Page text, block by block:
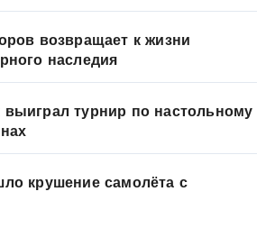
возвращает к жизни
наследия
турнир по настольному
крушение самолёта с